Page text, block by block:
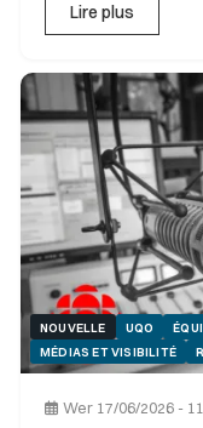
Lire plus
NOUVELLE UQO
MÉDIAS ET VISIBILITÉ
Wer 17/06/2026 -